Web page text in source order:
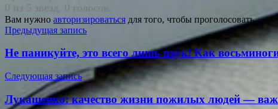
0 из 5 звезд. 0 голосов.
Вам нужно авторизироваться для того, чтобы проголосовать.
Навигация
по
записям
Предыдущая запись
Не паникуйте, это всего лишь паук! Как
Следующая запись
Лукашенко: качество жизни пожилых людей —